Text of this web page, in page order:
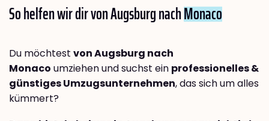
So helfen wir dir von Augsburg nachMonaco
Du möchtest von Augsburg nach
Monaco umziehen und suchst ein professionelles &
günstiges Umzugsunternehmen, das sich um alles
kümmert?